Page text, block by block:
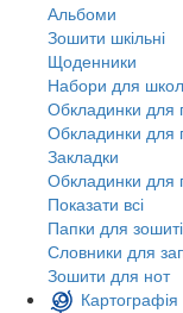
Альбоми
Зошити шкільні
Щоденники
Набори для
Обкладинки для
Обкладинки для
Закладки
Обкладинки для
Показати всі
Папки для
Словники для
Зошити для нот
Картографія